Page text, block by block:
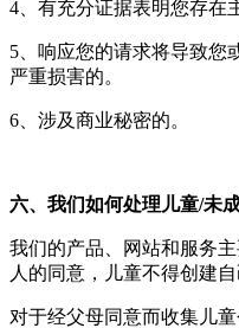
4、有充分证据表明您存在
5、响应您的请求将导致您
严重损害的。
6、涉及商业秘密的。
六、我们如何处理儿童/未
我们的产品、网站和服务
人的同意，儿童不得创建自
对于经父母同意而收集儿